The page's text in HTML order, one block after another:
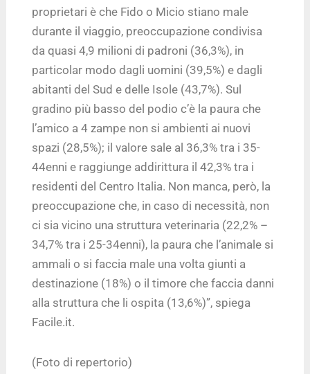
proprietari è che Fido o Micio stiano male
durante il viaggio, preoccupazione condivisa
da quasi 4,9 milioni di padroni (36,3%), in
particolar modo dagli uomini (39,5%) e dagli
abitanti del Sud e delle Isole (43,7%). Sul
gradino più basso del podio c’è la paura che
l’amico a 4 zampe non si ambienti ai nuovi
spazi (28,5%); il valore sale al 36,3% tra i 35-
44enni e raggiunge addirittura il 42,3% tra i
residenti del Centro Italia. Non manca, però, la
preoccupazione che, in caso di necessità, non
ci sia vicino una struttura veterinaria (22,2% –
34,7% tra i 25-34enni), la paura che l’animale si
ammali o si faccia male una volta giunti a
destinazione (18%) o il timore che faccia danni
alla struttura che li ospita (13,6%)”, spiega
Facile.it.
(Foto di repertorio)